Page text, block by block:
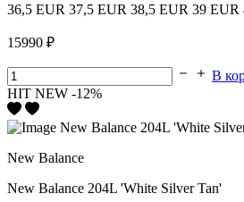
36,5 EUR 37,5 EUR 38,5 EUR 39 EUR
15990 ₽
В
HIT NEW -12%
New Balance
New Balance 204L 'White Silver Tan'